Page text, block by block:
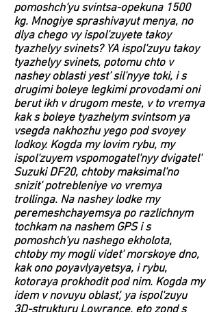
pomoshch'yu svintsa-opekuna 1500
kg. Mnogiye sprashivayut menya, no
dlya chego vy ispol'zuyete takoy
tyazhelyy svinets? YA ispol'zuyu takoy
tyazhelyy svinets, potomu chto v
nashey oblasti yest' sil'nyye toki, i s
drugimi boleye legkimi provodami oni
berut ikh v drugom meste, v to vremya
kak s boleye tyazhelym svintsom ya
vsegda nakhozhu yego pod svoyey
lodkoy. Kogda my lovim rybu, my
ispol'zuyem vspomogatel'nyy dvigatel'
Suzuki DF20, chtoby maksimal'no
snizit' potrebleniye vo vremya
trollinga. Na nashey lodke my
peremeshchayemsya po razlichnym
tochkam na nashem GPS i s
pomoshch'yu nashego ekholota,
chtoby my mogli videt' morskoye dno,
kak ono poyavlyayetsya, i rybu,
kotoraya prokhodit pod nim. Kogda my
idem v novuyu oblast', ya ispol'zuyu